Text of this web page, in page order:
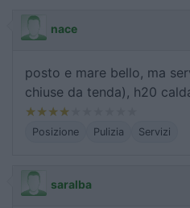
nace
posto e mare bello, ma
chiuse da tenda), h20
Posizione Pulizia Servizi
saralba